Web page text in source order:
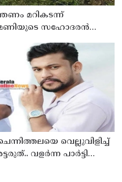
മറികടന്ന്
മണിയുടെ സഹോദരന്‍
വെല്ലുവിളിച്ച്
വളർന്ന പാർട്ടി